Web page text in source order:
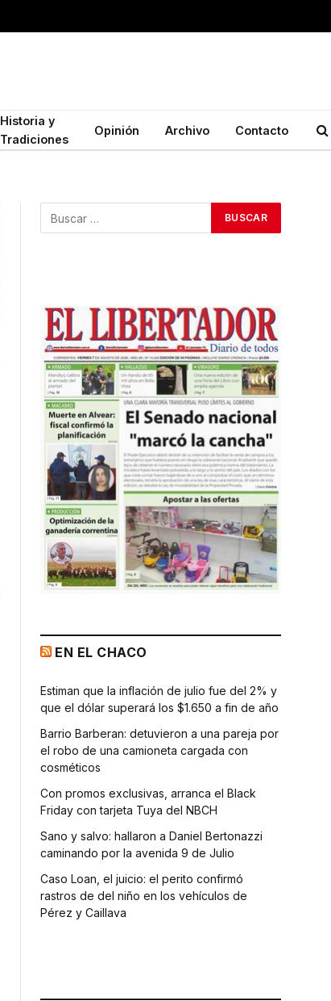
Historia y
Tradiciones
Opinión Archivo Contacto
EN EL CHACO
Estiman que la inflación de julio fue del 2% y
que el dólar superará los $1.650 a fin de año
Barrio Barberan: detuvieron a una pareja por
el robo de una camioneta cargada con
cosméticos
Con promos exclusivas, arranca el Black
Friday con tarjeta Tuya del NBCH
Sano y salvo: hallaron a Daniel Bertonazzi
caminando por la avenida 9 de Julio
Caso Loan, el juicio: el perito confirmó
rastros de del niño en los vehículos de
Pérez y Caillava